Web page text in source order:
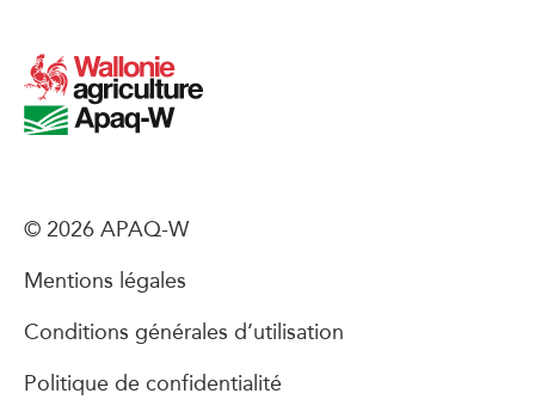
© 2026 APAQ-W
Mentions légales
Conditions générales d’utilisation
Politique de confidentialité